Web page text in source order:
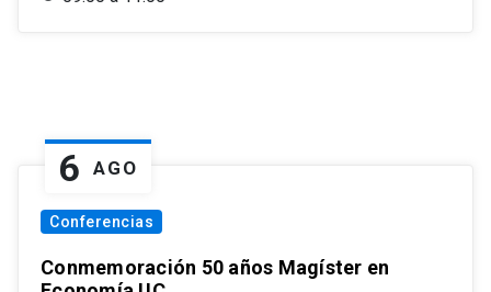
6 AGO
Conferencias
Conmemoración 50 años Magíster en